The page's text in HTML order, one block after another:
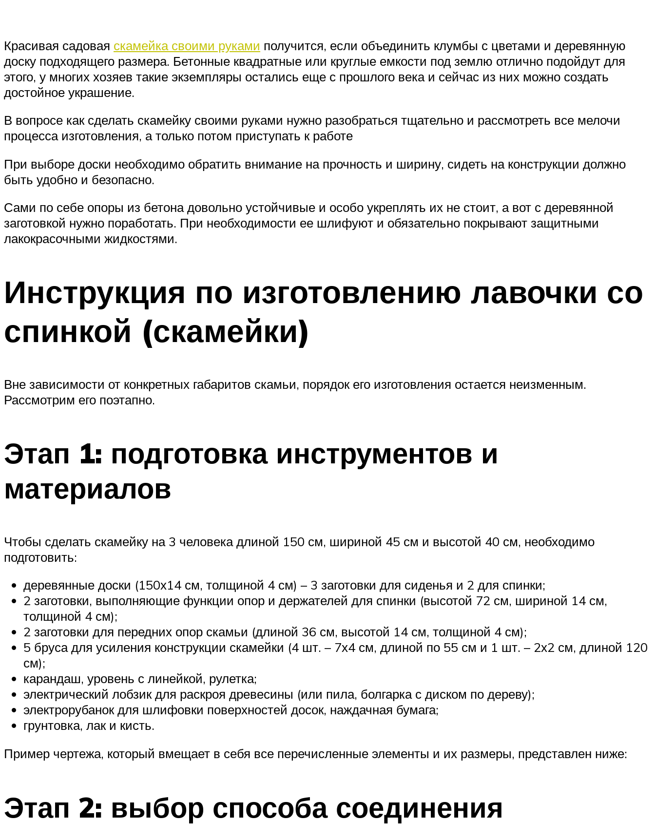
Красивая садовая скамейка своими руками получится, если объединить клумбы с цветами и деревянную
доску подходящего размера. Бетонные квадратные или круглые емкости под землю отлично подойдут для
этого, у многих хозяев такие экземпляры остались еще с прошлого века и сейчас из них можно создать
достойное украшение.
В вопросе как сделать скамейку своими руками нужно разобраться тщательно и рассмотреть все мелочи
процесса изготовления, а только потом приступать к работе
При выборе доски необходимо обратить внимание на прочность и ширину, сидеть на конструкции должно
быть удобно и безопасно.
Сами по себе опоры из бетона довольно устойчивые и особо укреплять их не стоит, а вот с деревянной
заготовкой нужно поработать. При необходимости ее шлифуют и обязательно покрывают защитными
лакокрасочными жидкостями.
Инструкция по изготовлению лавочки со
спинкой (скамейки)
Вне зависимости от конкретных габаритов скамьи, порядок его изготовления остается неизменным.
Рассмотрим его поэтапно.
Этап 1: подготовка инструментов и
материалов
Чтобы сделать скамейку на 3 человека длиной 150 см, шириной 45 см и высотой 40 см, необходимо
подготовить:
деревянные доски (150х14 см, толщиной 4 см) – 3 заготовки для сиденья и 2 для спинки;
2 заготовки, выполняющие функции опор и держателей для спинки (высотой 72 см, шириной 14 см,
толщиной 4 см);
2 заготовки для передних опор скамьи (длиной 36 см, высотой 14 см, толщиной 4 см);
5 бруса для усиления конструкции скамейки (4 шт. – 7х4 см, длиной по 55 см и 1 шт. – 2х2 см, длиной 120
см);
карандаш, уровень с линейкой, рулетка;
электрический лобзик для раскроя древесины (или пила, болгарка с диском по дереву);
электрорубанок для шлифовки поверхностей досок, наждачная бумага;
грунтовка, лак и кисть.
Пример чертежа, который вмещает в себя все перечисленные элементы и их размеры, представлен ниже:
Этап 2: выбор способа соединения